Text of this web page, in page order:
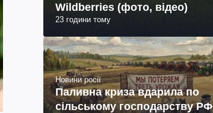
Wildberries (фото, відео)
23 години тому
Новини росії
Паливна криза вдарила по
сільському господарству РФ